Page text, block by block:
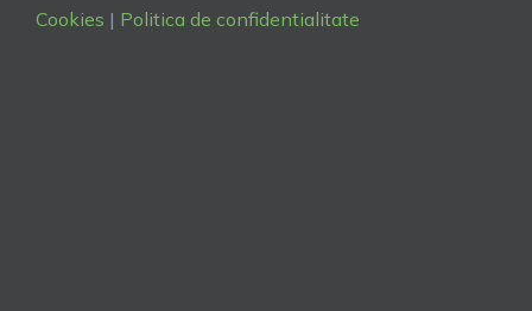
Cookies | Politica de confidentialitate